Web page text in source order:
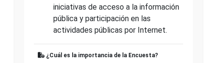
iniciativas de acceso a la información
pública y participación en las
actividades públicas por Internet.
¿Cuál es la importancia de la Encuesta?